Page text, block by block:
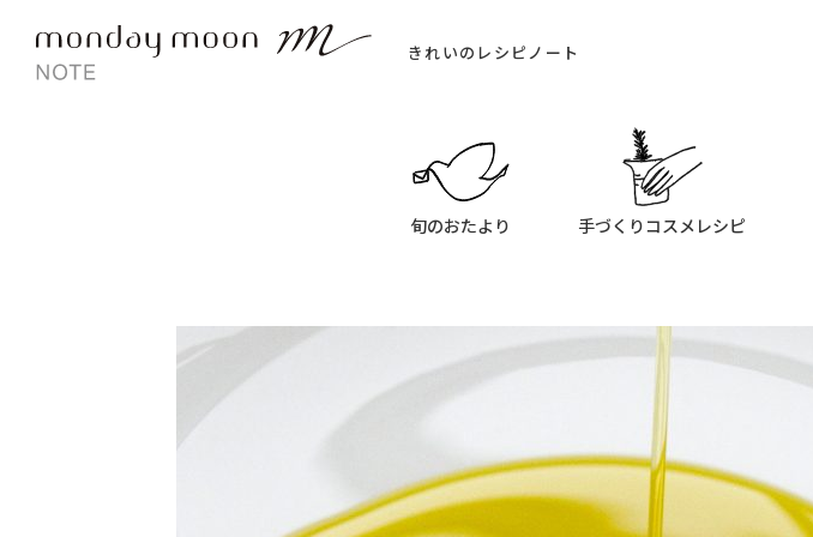
きれいのレシピノート
旬のおたより 手づくりコスメレシピ